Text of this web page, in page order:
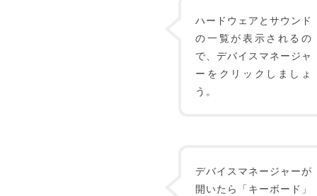
ハードウェアとサウンド
の一覧が表示されるの
で、デバイスマネージャ
ーをクリックしましょ
う。
デバイスマネージャーが
開いたら「キーボード」